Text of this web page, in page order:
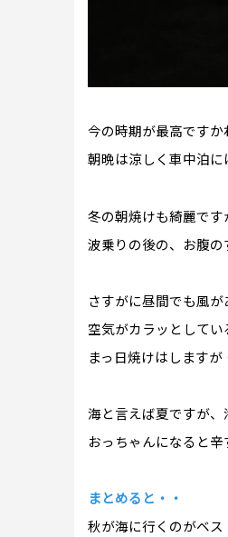
今の時期が最高ですか
朝晩は涼しく車中泊に
冬の朝焼けも綺麗です
波乗りの後の、お腹
さすがに昼間でも風
空気がカラッとしてい
まっ日焼けはします
海と言えば夏ですが
おっちゃんになると
まとめると・・
秋が海に行くのがベス